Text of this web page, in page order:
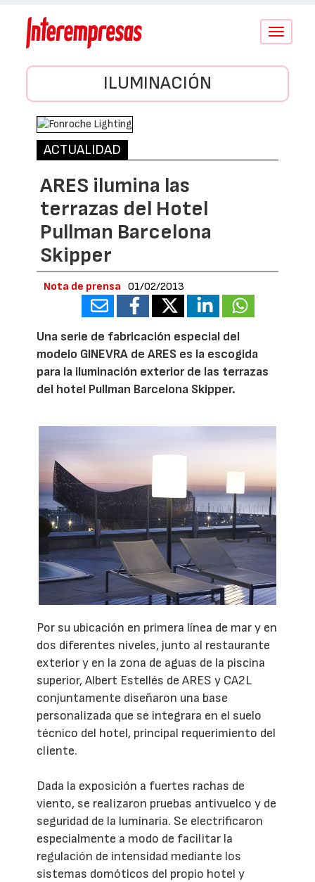
Conmutar
ILUMINACIÓN
ACTUALIDAD
ARES ilumina las
terrazas del Hotel
Pullman Barcelona
Skipper
Nota de prensa 01/02/2013
Una serie de fabricación especial del
modelo GINEVRA de ARES es la escogida
para la iluminación exterior de las terrazas
del hotel Pullman Barcelona Skipper.
Por su ubicación en primera línea de mar y en
dos diferentes niveles, junto al restaurante
exterior y en la zona de aguas de la piscina
superior, Albert Estellés de ARES y CA2L
conjuntamente diseñaron una base
personalizada que se integrara en el suelo
técnico del hotel, principal requerimiento del
cliente.
Dada la exposición a fuertes rachas de
viento, se realizaron pruebas antivuelco y de
seguridad de la luminaria. Se electrificaron
especialmente a modo de facilitar la
regulación de intensidad mediante los
sistemas domóticos del propio hotel y